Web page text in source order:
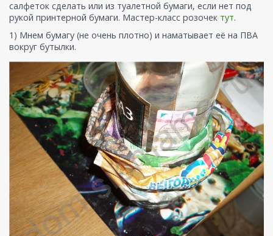
салфеток сделать или из туалетной бумаги, если нет под
рукой принтерной бумаги. Мастер-класс розочек тут.
1) Мнем бумагу (не очень плотно) и наматывает её на ПВА
вокруг бутылки.